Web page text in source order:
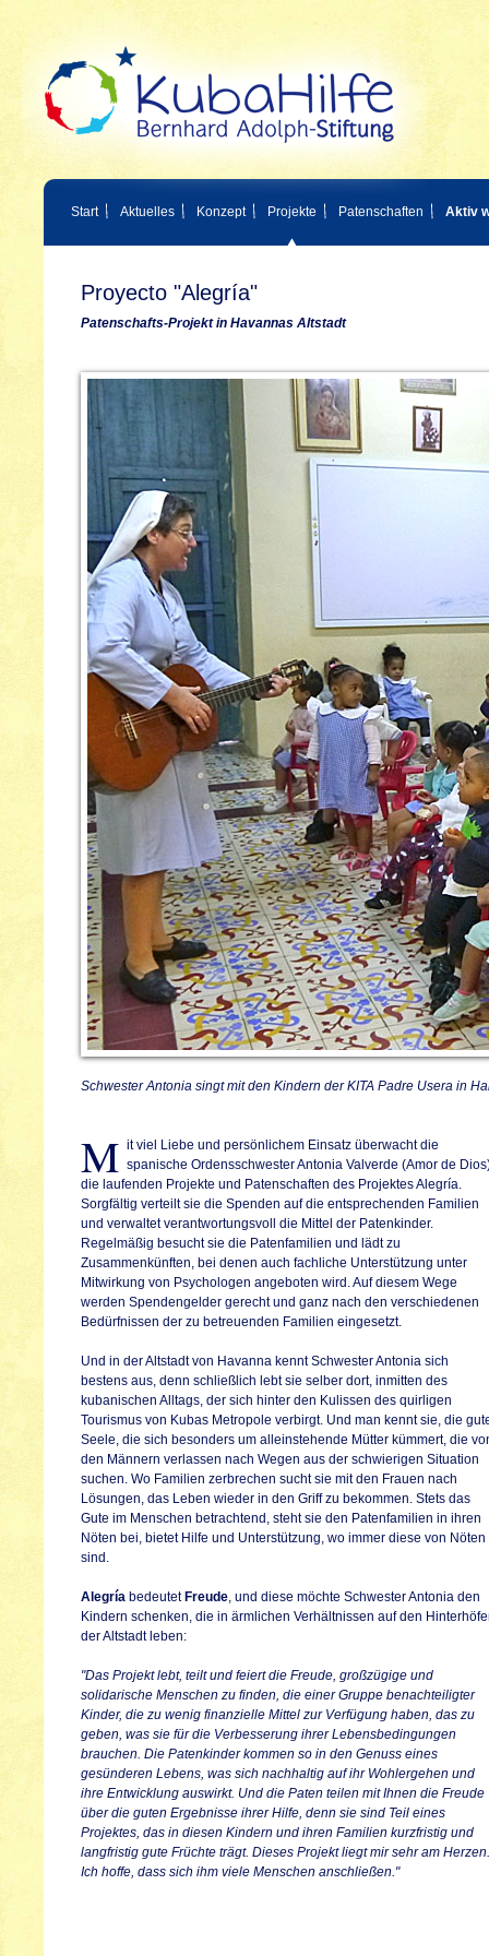
Start Aktuelles Konzept Projekte Patenschaften Aktiv
Proyecto "Alegría"
Patenschafts-Projekt in Havannas Altstadt
Schwester Antonia singt mit den Kindern der KITA Padre Usera in
M it viel Liebe und persönlichem Einsatz überwacht die
spanische Ordensschwester Antonia Valverde (Amor de
die laufenden Projekte und Patenschaften des Projektes Alegría.
Sorgfältig verteilt sie die Spenden auf die entsprechenden Familien
und verwaltet verantwortungsvoll die Mittel der Patenkinder.
Regelmäßig besucht sie die Patenfamilien und lädt zu
Zusammenkünften, bei denen auch fachliche Unterstützung unter
Mitwirkung von Psychologen angeboten wird. Auf diesem Wege
werden Spendengelder gerecht und ganz nach den verschiedenen
Bedürfnissen der zu betreuenden Familien eingesetzt.
Und in der Altstadt von Havanna kennt Schwester Antonia sich
bestens aus, denn schließlich lebt sie selber dort, inmitten des
kubanischen Alltags, der sich hinter den Kulissen des quirligen
Tourismus von Kubas Metropole verbirgt. Und man kennt sie, die
Seele, die sich besonders um alleinstehende Mütter kümmert, die
den Männern verlassen nach Wegen aus der schwierigen Situation
suchen. Wo Familien zerbrechen sucht sie mit den Frauen nach
Lösungen, das Leben wieder in den Griff zu bekommen. Stets das
Gute im Menschen betrachtend, steht sie den Patenfamilien in ihren
Nöten bei, bietet Hilfe und Unterstützung, wo immer diese von Nöten
sind.
Alegría bedeutet Freude, und diese möchte Schwester Antonia den
Kindern schenken, die in ärmlichen Verhältnissen auf den
der Altstadt leben:
"Das Projekt lebt, teilt und feiert die Freude, großzügige und
solidarische Menschen zu finden, die einer Gruppe benachteiligter
Kinder, die zu wenig finanzielle Mittel zur Verfügung haben, das zu
geben, was sie für die Verbesserung ihrer Lebensbedingungen
brauchen. Die Patenkinder kommen so in den Genuss eines
gesünderen Lebens, was sich nachhaltig auf ihr Wohlergehen und
ihre Entwicklung auswirkt. Und die Paten teilen mit Ihnen die Freude
über die guten Ergebnisse ihrer Hilfe, denn sie sind Teil eines
Projektes, das in diesen Kindern und ihren Familien kurzfristig und
langfristig gute Früchte trägt. Dieses Projekt liegt mir sehr am Herzen.
Ich hoffe, dass sich ihm viele Menschen anschließen."